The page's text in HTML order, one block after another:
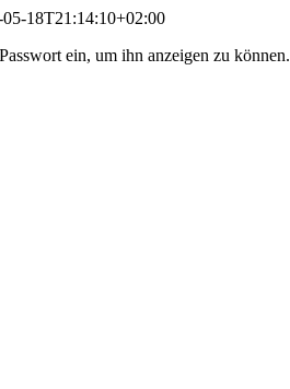
05-18T21:14:10+02:00
ein, um ihn anzeigen zu können.